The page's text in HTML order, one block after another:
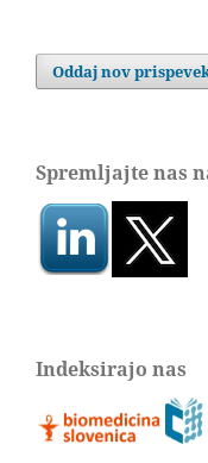
Oddaj nov
Spremljajte nas
Indeksirajo nas